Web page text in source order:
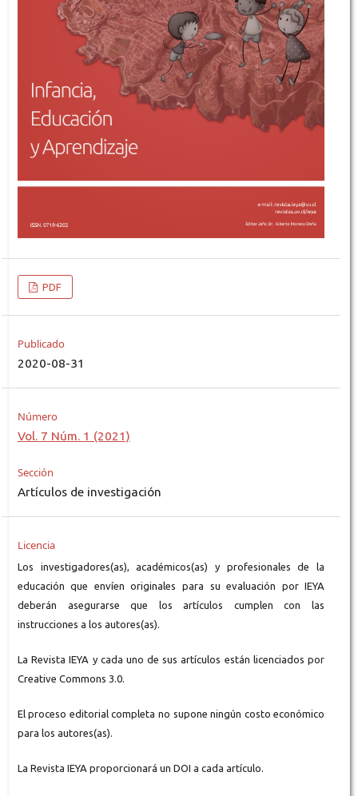
PDF
Publicado
2020-08-31
Número
Vol. 7 Núm. 1 (2021)
Sección
Artículos de investigación
Licencia
Los investigadores(as), académicos(as) y profesionales de la
educación que envíen originales para su evaluación por IEYA
deberán asegurarse que los artículos cumplen con las
instrucciones a los autores(as).
La Revista IEYA y cada uno de sus artículos están licenciados por
Creative Commons 3.0.
El proceso editorial completa no supone ningún costo económico
para los autores(as).
La Revista IEYA proporcionará un DOI a cada artículo.